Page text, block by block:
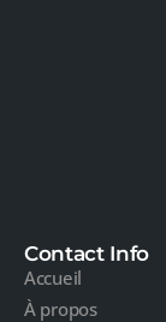
Contact Info
Accueil
À propos